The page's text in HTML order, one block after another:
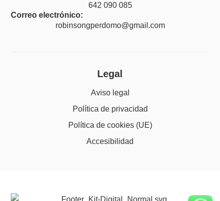
642 090 085
Correo electrónico:
robinsongperdomo@gmail.com
Legal
Aviso legal
Política de privacidad
Política de cookies (UE)
Accesibilidad